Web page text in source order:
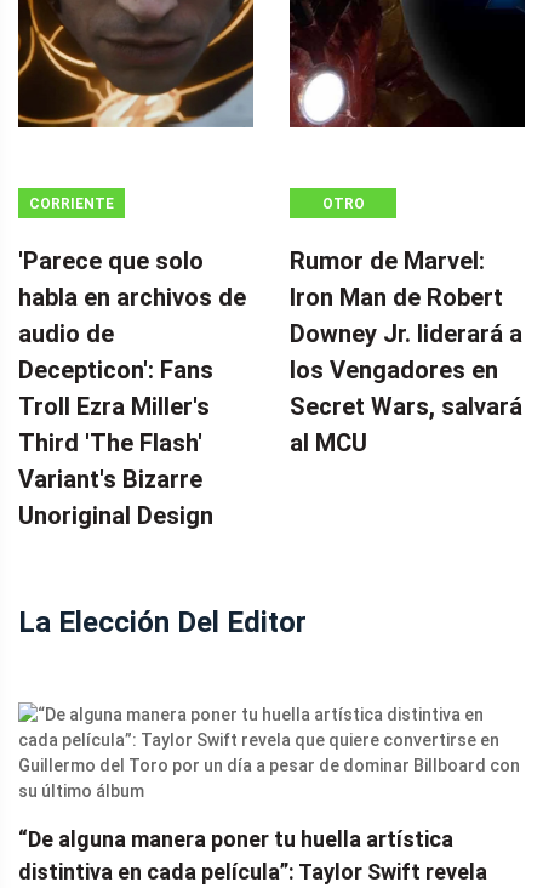
CORRIENTE
'Parece que solo
habla en archivos de
audio de
Decepticon': Fans
Troll Ezra Miller's
Third 'The Flash'
Variant's Bizarre
Unoriginal Design
OTRO
Rumor de Marvel:
Iron Man de Robert
Downey Jr. liderará a
los Vengadores en
Secret Wars, salvará
al MCU
La Elección Del Editor
“De alguna manera poner tu huella artística
distintiva en cada película”: Taylor Swift revela